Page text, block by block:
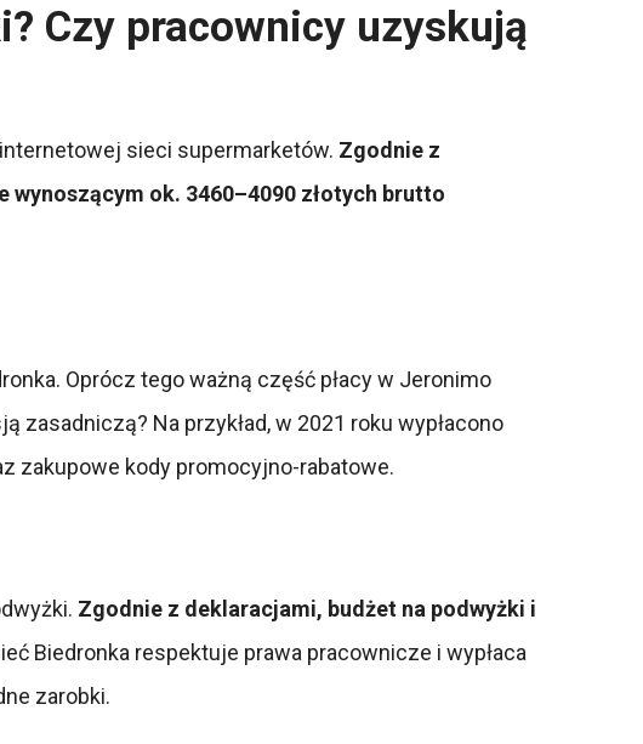
Czy pracownicy uzyskują
sieci supermarketów. Zgodnie z
ok. 3460–4090 złotych brutto
Oprócz tego ważną część płacy w Jeronimo
Na przykład, w 2021 roku wypłacono
zakupowe kody promocyjno-rabatowe.
Zgodnie z deklaracjami, budżet na podwyżki i
Biedronka respektuje prawa pracownicze i wypłaca
zarobki.